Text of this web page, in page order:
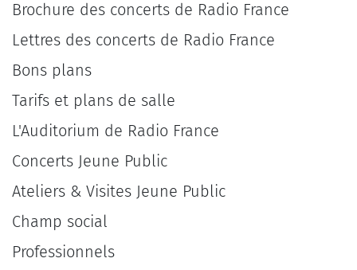
Brochure des concerts de Radio France
Lettres des concerts de Radio France
Bons plans
Tarifs et plans de salle
L'Auditorium de Radio France
Concerts Jeune Public
Ateliers & Visites Jeune Public
Champ social
Professionnels